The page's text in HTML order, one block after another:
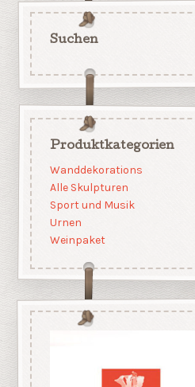
Suchen
Produktkategorien
Wanddekorations
Alle Skulpturen
Sport und Musik
Urnen
Weinpaket